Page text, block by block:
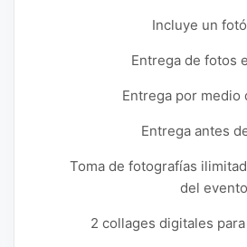
Incluye un
Entrega de fotos
Entrega por medio
Entrega antes
Toma de fotografías
del
2 collages digitales